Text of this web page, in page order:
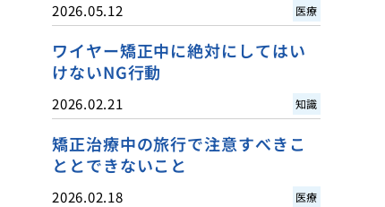
2026.05.12 医療
ワイヤー矯正中に絶対にしてはい
けないNG行動
2026.02.21 知識
矯正治療中の旅行で注意すべきこ
ととできないこと
2026.02.18 医療